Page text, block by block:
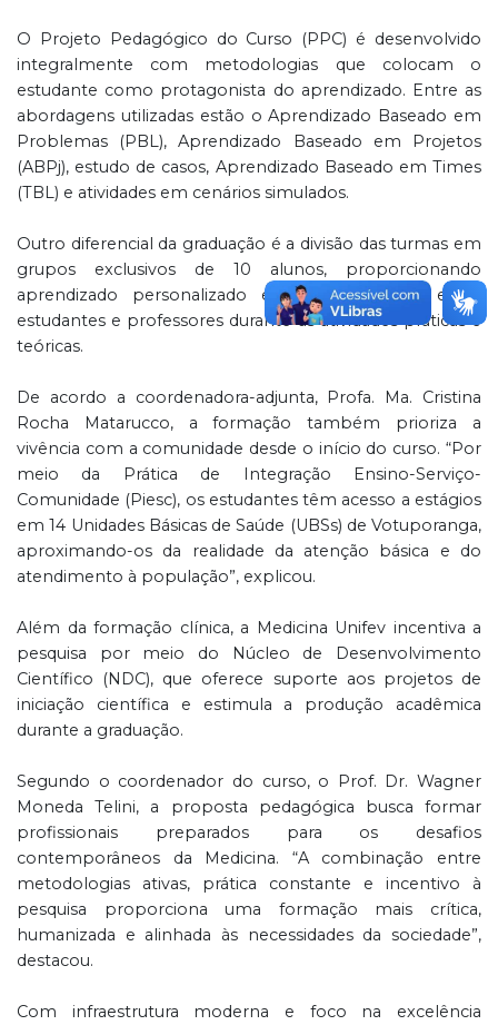
O Projeto Pedagógico do Curso (PPC) é desenvolvido
integralmente com metodologias que colocam o
estudante como protagonista do aprendizado. Entre as
abordagens utilizadas estão o Aprendizado Baseado em
Problemas (PBL), Aprendizado Baseado em Projetos
(ABPj), estudo de casos, Aprendizado Baseado em Times
(TBL) e atividades em cenários simulados.
Outro diferencial da graduação é a divisão das turmas em
grupos exclusivos de 10 alunos, proporcionando
aprendizado personalizado e maior interação entre
estudantes e professores durante as atividades práticas e
teóricas.
De acordo a coordenadora-adjunta, Profa. Ma. Cristina
Rocha Matarucco, a formação também prioriza a
vivência com a comunidade desde o início do curso. “Por
meio da Prática de Integração Ensino-Serviço-
Comunidade (Piesc), os estudantes têm acesso a estágios
em 14 Unidades Básicas de Saúde (UBSs) de Votuporanga,
aproximando-os da realidade da atenção básica e do
atendimento à população”, explicou.
Além da formação clínica, a Medicina Unifev incentiva a
pesquisa por meio do Núcleo de Desenvolvimento
Científico (NDC), que oferece suporte aos projetos de
iniciação científica e estimula a produção acadêmica
durante a graduação.
Segundo o coordenador do curso, o Prof. Dr. Wagner
Moneda Telini, a proposta pedagógica busca formar
profissionais preparados para os desafios
contemporâneos da Medicina. “A combinação entre
metodologias ativas, prática constante e incentivo à
pesquisa proporciona uma formação mais crítica,
humanizada e alinhada às necessidades da sociedade”,
destacou.
Com infraestrutura moderna e foco na excelência